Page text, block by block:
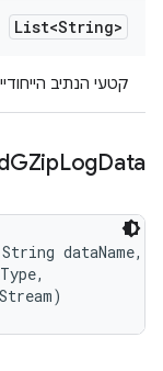
List<String>
קטעי הנתיב
GZipLogData
dataName,